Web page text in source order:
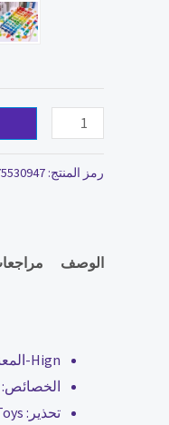
رمز المنتج:
الوصف
Hign-المعنية الكيميائية:
الخصائص:
تحذير: